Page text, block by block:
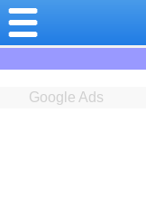
Google Ads